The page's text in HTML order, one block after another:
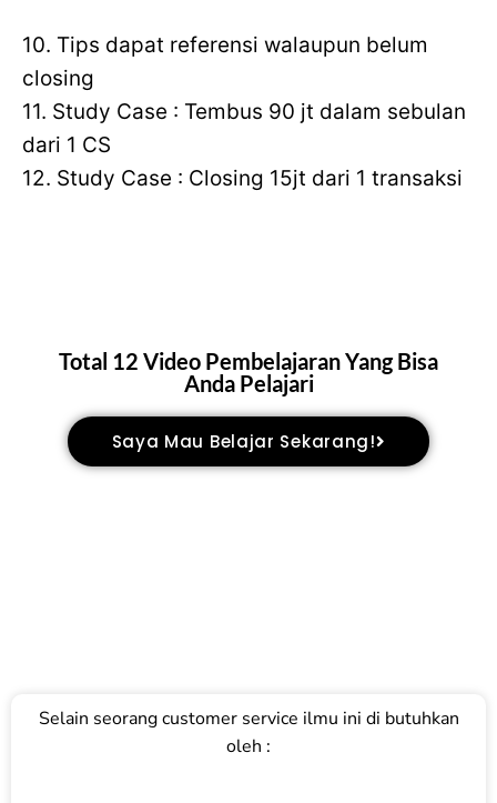
10. Tips dapat referensi walaupun belum
closing
11. Study Case : Tembus 90 jt dalam sebulan
dari 1 CS
12. Study Case : Closing 15jt dari 1 transaksi
Total 12 Video Pembelajaran Yang Bisa
Anda Pelajari
Saya Mau Belajar Sekarang!
Selain seorang customer service ilmu ini di butuhkan
oleh :